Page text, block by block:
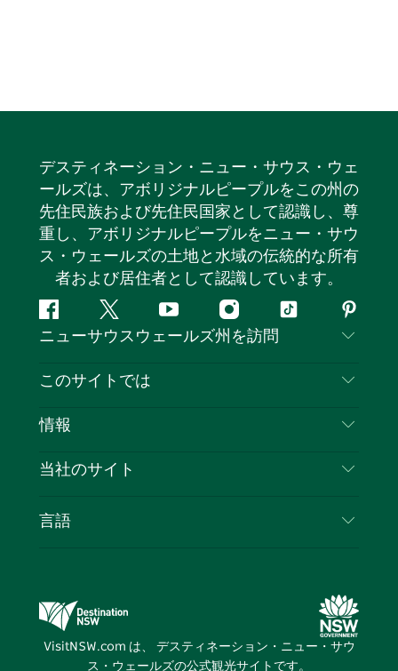
デスティネーション・ニュー・サウス・ウェ
ールズは、アボリジナルピープルをこの州の
先住民族および先住民国家として認識し、尊
重し、アボリジナルピープルをニュー・サウ
ス・ウェールズの土地と水域の伝統的な所有
者および居住者として認識しています。
フ
ェ
ス
ッ
ツ
イ
タ
ユ
ー
イ
ン
テ
ピ
ン
レ
ト
ニューサウスウェールズ州を訪問
お問い合わせ
クッキーに関する通知
このサイトでは
目的地
イベント
情報
旅行情報
NSWでのビジネス
当社のサイト
デスティネーション・ニュー・サウス・ウェール
ズメディアセンター
言語
VisitNSW.com は、 デスティネーション・ニュー・サウ
ス・ウェールズの公式観光サイトです。